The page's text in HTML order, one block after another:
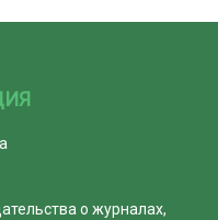
о журналах,